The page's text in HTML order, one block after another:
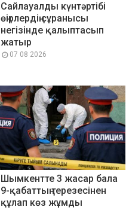
Сайлауалды күнтәртібі
өңірлердің сұранысы
негізінде қалыптасып
жатыр
07 08 2026
Шымкентте 3 жасар бала
9-қабаттың терезесінен
құлап көз жұмды